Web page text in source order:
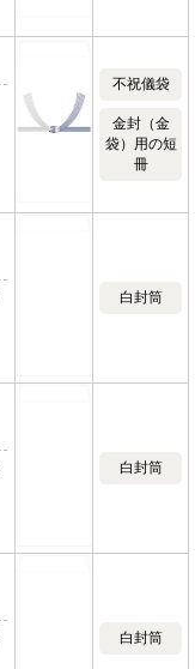
不祝儀袋
金封（金
袋）用の短
冊
白封筒
白封筒
白封筒